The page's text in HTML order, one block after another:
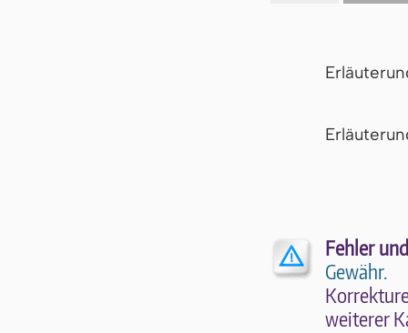
Fehler
Gewähr.
wei­te­rer